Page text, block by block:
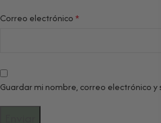
Correo electrónico*
Guardar mi nombre, correo electrónico